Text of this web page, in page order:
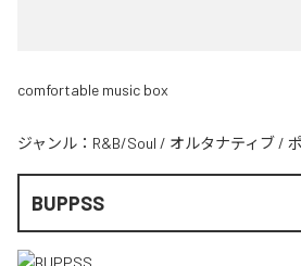
comfortable music box
ジャンル： R&B/Soul / オルタナティブ /
BUPPSS